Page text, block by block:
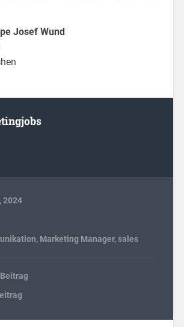
Josef Wund
2024
, Marketing Manager,sales